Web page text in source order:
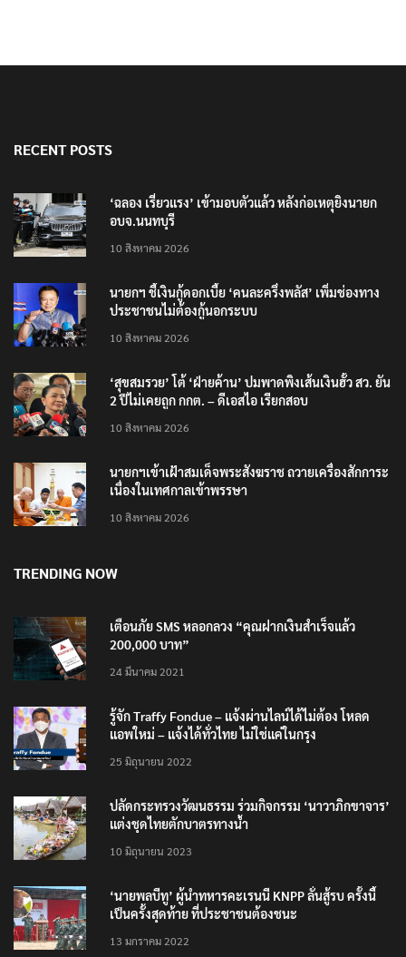
RECENT POSTS
‘ฉลอง เรี่ยวแรง’ เข้ามอบตัวแล้ว หลังก่อเหตุยิงนายก
อบจ.นนทบุรี
10 สิงหาคม 2026
นายกฯ ชี้เงินกู้ดอกเบี้ย ‘คนละครึ่งพลัส’ เพิ่มช่องทาง
ประชาชนไม่ต้องกู้นอกระบบ
10 สิงหาคม 2026
‘สุขสมรวย’ โต้ ‘ฝ่ายค้าน’ ปมพาดพิงเส้นเงินฮั้ว สว. ยัน
2 ปีไม่เคยถูก กกต. – ดีเอสไอ เรียกสอบ
10 สิงหาคม 2026
นายกฯเข้าเฝ้าสมเด็จพระสังฆราช ถวายเครื่องสักการะ
เนื่องในเทศกาลเข้าพรรษา
10 สิงหาคม 2026
TRENDING NOW
เตือนภัย SMS หลอกลวง “คุณฝากเงินสำเร็จแล้ว
200,000 บาท”
24 มีนาคม 2021
รู้จัก Traffy Fondue – แจ้งผ่านไลน์ได้ไม่ต้อง โหลด
แอพใหม่ – แจ้งได้ทั่วไทย ไม่ใช่แค่ในกรุง
25 มิถุนายน 2022
ปลัดกระทรวงวัฒนธรรม ร่วมกิจกรรม ‘นาวาภิกขาจาร’
แต่งชุดไทยตักบาตรทางน้ำ
10 มิถุนายน 2023
‘นายพลบีทู’ ผู้นำทหารคะเรนนี KNPP ลั่นสู้รบ ครั้งนี้
เป็นครั้งสุดท้าย ที่ประชาชนต้องชนะ
13 มกราคม 2022